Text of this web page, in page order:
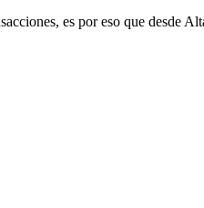
es por eso que desde